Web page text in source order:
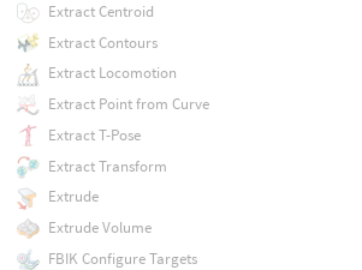
Extract Centroid
Extract Contours
Extract Locomotion
Extract Point from Curve
Extract T-Pose
Extract Transform
Extrude
Extrude Volume
FBIK Configure Targets